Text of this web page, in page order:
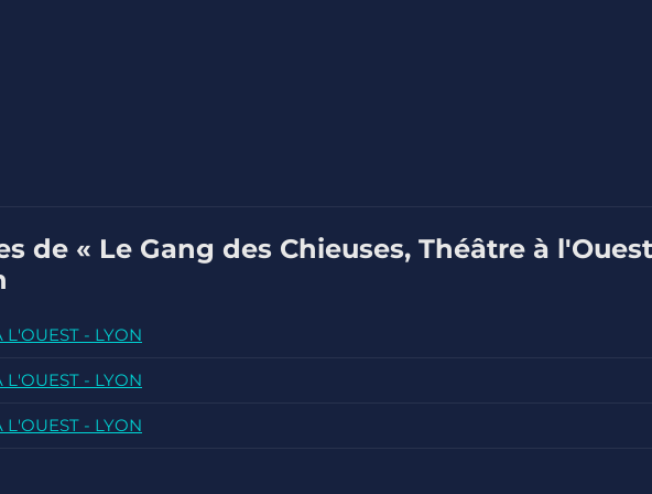
de « Le Gang des Chieuses, Théâtre à l'Ouest
L'OUEST - LYON
L'OUEST - LYON
L'OUEST - LYON